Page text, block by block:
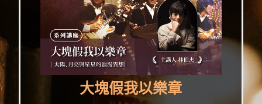
大塊假我以樂章